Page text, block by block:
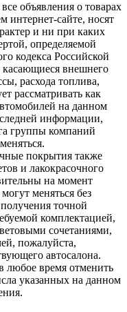
объявления о товарах
интернет-сайте, носят
и ни при каких
определяемой
кодекса Российской
внешнего
расхода топлива,
рассматривать как
на данном
информации,
группы компаний
покрытия также
и лакокрасочного
на момент
меняться без
точной
комплектацией,
сочетаниями,
пожалуйста,
автосалона.
любое время отменить
указанных на данном